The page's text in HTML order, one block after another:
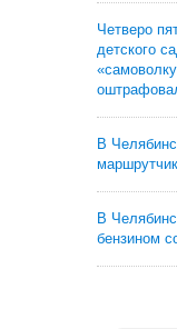
Четверо
детского
В
В
бензином